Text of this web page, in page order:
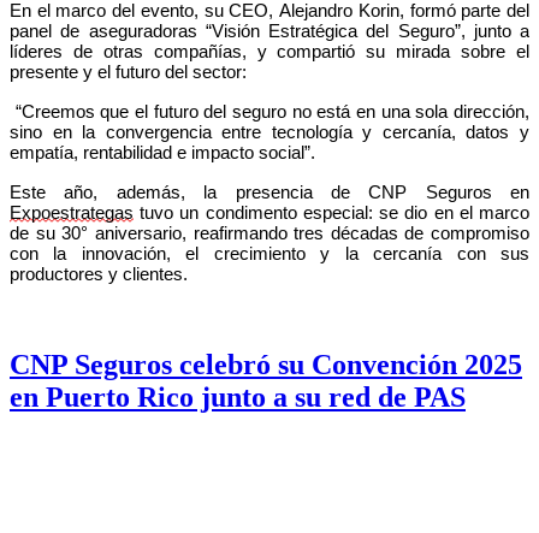
En el marco del evento, su CEO, Alejandro Korin, formó parte del
panel de aseguradoras “Visión Estratégica del Seguro”, junto a
líderes de otras compañías, y compartió su mirada sobre el
presente y el futuro del sector:
“Creemos que el futuro del seguro no está en una sola dirección,
sino en la convergencia entre tecnología y cercanía, datos y
empatía, rentabilidad e impacto social”.
Este año, además, la presencia de CNP Seguros en
Expoestrategas tuvo un condimento especial: se dio en el marco
de su 30° aniversario, reafirmando tres décadas de compromiso
con la innovación, el crecimiento y la cercanía con sus
productores y clientes.
CNP Seguros celebró su Convención 2025
en Puerto Rico junto a su red de PAS